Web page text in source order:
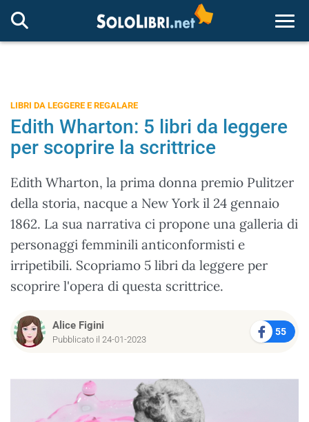
LIBRI DA LEGGERE E REGALARE
Edith Wharton: 5 libri da leggere
per scoprire la scrittrice
Edith Wharton, la prima donna premio Pulitzer
della storia, nacque a New York il 24 gennaio
1862. La sua narrativa ci propone una galleria di
personaggi femminili anticonformisti e
irripetibili. Scopriamo 5 libri da leggere per
scoprire l'opera di questa scrittrice.
Alice Figini
Pubblicato il 24-01-2023
55